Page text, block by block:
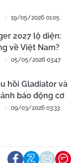
19/05/2026 01:05
2027 lộ diện:
về Việt Nam?
05/05/2026 03:47
hồi Gladiator và
báo động cơ
09/03/2026 03:33